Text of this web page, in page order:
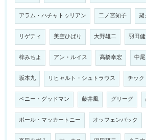
アラム・ハチャトゥリアン 二ノ宮知子 黛
リゲティ 美空ひばり 大野雄二 羽田
梓みちよ アン・ルイス 高橋幸宏 中
坂本九 リヒャルト・シュトラウス チック
ベニー・グッドマン 藤井風 グリーグ
ポール・マッカートニー オッフェンバック